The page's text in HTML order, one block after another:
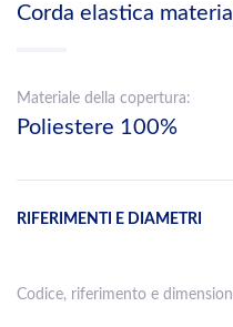
Corda elastica
Materiale della copertura:
Poliestere 100%
RIFERIMENTI E DIAMETRI
Codice, riferimento e